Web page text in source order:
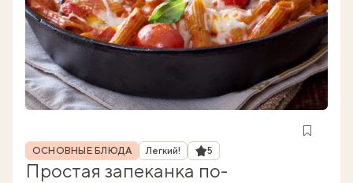
Рубрика
ОСНОВНЫЕ БЛЮДА Легкий! Рейтинг
5
Простая запеканка по-